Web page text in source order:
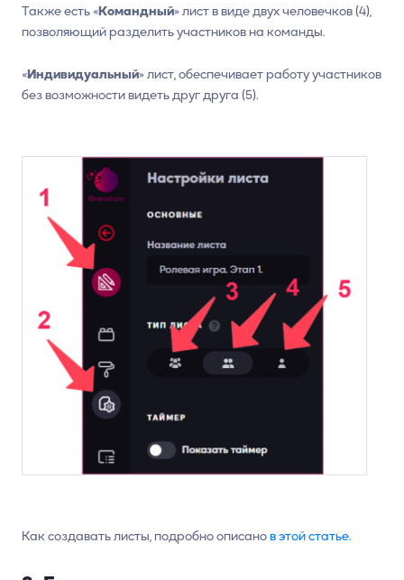
Также есть «Командный» лист в виде двух человечков (4),
позволяющий разделить участников на команды.
«Индивидуальный» лист, обеспечивает работу участников
без возможности видеть друг друга (5).
Как создавать листы, подробно описанов этой статье.